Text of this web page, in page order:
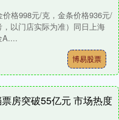
格998元/克，金条价格936元/
以门店实际为准）同日上海
A....
博易股票
房突破55亿元 市场热度